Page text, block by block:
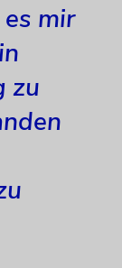
mir
zu